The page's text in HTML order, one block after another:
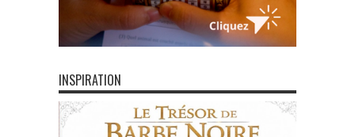
INSPIRATION